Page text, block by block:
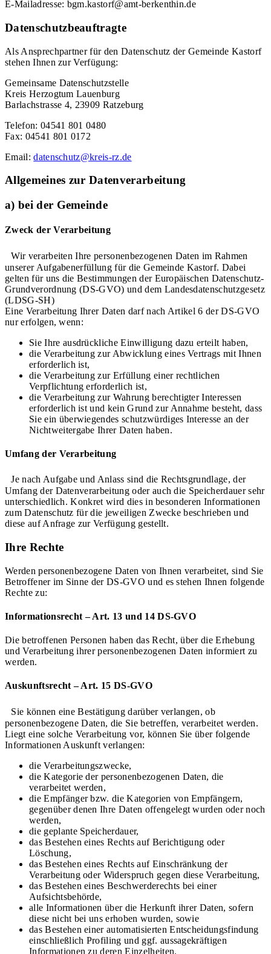
E-Mailadresse: bgm.kastorf@amt-berkenthin.de
Datenschutzbeauftragte
Als Ansprechpartner für den Datenschutz der Gemeinde Kastorf
stehen Ihnen zur Verfügung:
Gemeinsame Datenschutzstelle
Kreis Herzogtum Lauenburg
Barlachstrasse 4, 23909 Ratzeburg
Telefon: 04541 801 0480
Fax: 04541 801 0172
Email:datenschutz@kreis-rz.de
Allgemeines zur Datenverarbeitung
a) bei der Gemeinde
Zweck der Verarbeitung
Wir verarbeiten Ihre personenbezogenen Daten im Rahmen
unserer Aufgabenerfüllung für die Gemeinde Kastorf. Dabei
gelten für uns die Bestimmungen der Europäischen Datenschutz-
Grundverordnung (DS-GVO) und dem Landesdatenschutzgesetz
(LDSG-SH)
Eine Verarbeitung Ihrer Daten darf nach Artikel 6 der DS-GVO
nur erfolgen, wenn:
Sie Ihre ausdrückliche Einwilligung dazu erteilt haben,
die Verarbeitung zur Abwicklung eines Vertrags mit Ihnen
erforderlich ist,
die Verarbeitung zur Erfüllung einer rechtlichen
Verpflichtung erforderlich ist,
die Verarbeitung zur Wahrung berechtigter Interessen
erforderlich ist und kein Grund zur Annahme besteht, dass
Sie ein überwiegendes schutzwürdiges Interesse an der
Nichtweitergabe Ihrer Daten haben.
Umfang der Verarbeitung
Je nach Aufgabe und Anlass sind die Rechtsgrundlage, der
Umfang der Datenverarbeitung oder auch die Speicherdauer sehr
unterschiedlich. Konkret wird dies in besonderen Informationen
zum Datenschutz für die jeweiligen Zwecke beschrieben und
diese auf Anfrage zur Verfügung gestellt.
Ihre Rechte
Werden personenbezogene Daten von Ihnen verarbeitet, sind Sie
Betroffener im Sinne der DS-GVO und es stehen Ihnen folgende
Rechte zu:
Informationsrecht – Art. 13 und 14 DS-GVO
Die betroffenen Personen haben das Recht, über die Erhebung
und Verarbeitung ihrer personenbezogenen Daten informiert zu
werden.
Auskunftsrecht – Art. 15 DS-GVO
Sie können eine Bestätigung darüber verlangen, ob
personenbezogene Daten, die Sie betreffen, verarbeitet werden.
Liegt eine solche Verarbeitung vor, können Sie über folgende
Informationen Auskunft verlangen:
die Verarbeitungszwecke,
die Kategorie der personenbezogenen Daten, die
verarbeitet werden,
die Empfänger bzw. die Kategorien von Empfängern,
gegenüber denen Ihre Daten offengelegt wurden oder noch
werden,
die geplante Speicherdauer,
das Bestehen eines Rechts auf Berichtigung oder
Löschung,
das Bestehen eines Rechts auf Einschränkung der
Verarbeitung oder Widerspruch gegen diese Verarbeitung,
das Bestehen eines Beschwerderechts bei einer
Aufsichtsbehörde,
alle Informationen über die Herkunft ihrer Daten, sofern
diese nicht bei uns erhoben wurden, sowie
das Bestehen einer automatisierten Entscheidungsfindung
einschließlich Profiling und ggf. aussagekräftigen
Informationen zu deren Einzelheiten.